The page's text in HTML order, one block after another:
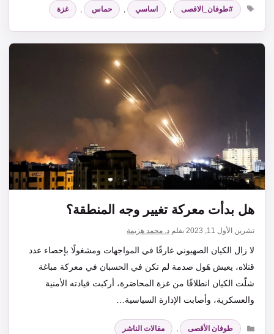
الوسوم
#طوفان_الاقصى اساسي حماس غزة
هل بدأت معركة تغيير وجه المنطقة؟
تشرين الأول 11, 2023 بقلم د. محمد هزيمة
لا زال الكيان الصهيوني غارقًا في المواجهات ومشغولًا بإحصاء عدد
قتلاه، يعيش هَول صدمة لم تكن في الحسبان في معركة مباغة
شلّت الكيان انطلاقًا من غزة المحاصَرة، أركبت قيادته الأمنية
والعسكرية، وأصابت الإدارة السياسية…
التصنيفات
طوفان الأقصى ,
مقالات الناشر